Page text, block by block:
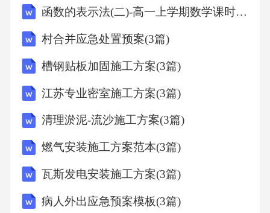
D.严谨细致
德的最高境界，也是从业者追求的最高目标。
A.办事公道
B.服务群众
函数的表示法(二)-高一上学期数学课时作业人教版A版（含解析）
村合并应急处置预案(3篇)
槽钢贴板加固施工方案(3篇)
江苏专业密室施工方案(3篇)
清理淤泥-流沙施工方案(3篇)
燃气安装施工方案范本(3篇)
瓦斯发电安装施工方案(3篇)
病人外出应急预案模板(3篇)